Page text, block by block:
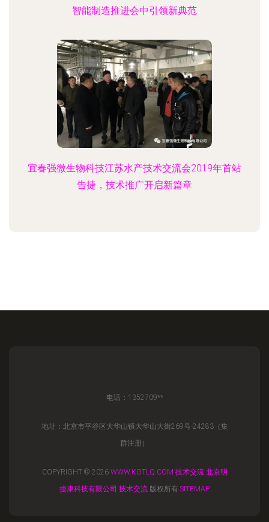
智能制造推进会中引领新典范
宜春强微生物科技江苏水产技术交流会2019年首站
告捷，技术推广开启新篇章
电话：1352709**
地址：北京市平谷区大华山镇大华山大街269号-24283（集
群注册）
COPYRIGHT © 2026 WWW.KGTLQ.COM 技术交流 北京明
捷康科技有限公司 技术交流 版权所有 SITEMAP